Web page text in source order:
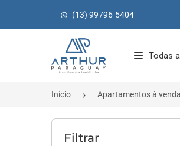
(13) 99796-5404
Página inicial
Todas
Início Apartamentos à venda
Filtrar